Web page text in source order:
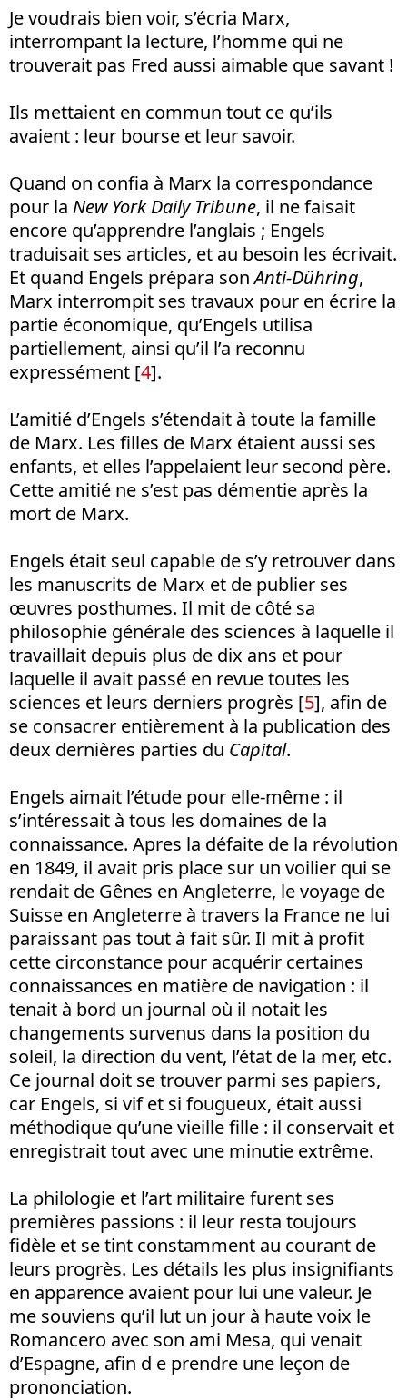
Je voudrais bien voir, s’écria Marx,
interrompant la lecture, l’homme qui ne
trouverait pas Fred aussi aimable que savant !
Ils mettaient en commun tout ce qu’ils
avaient : leur bourse et leur savoir.
Quand on confia à Marx la correspondance
pour la New York Daily Tribune, il ne faisait
encore qu’apprendre l’anglais ; Engels
traduisait ses articles, et au besoin les écrivait.
Et quand Engels prépara sonAnti-Dühring,
Marx interrompit ses travaux pour en écrire la
partie économique, qu’Engels utilisa
partiellement, ainsi qu’il l’a reconnu
expressément [4].
L’amitié d’Engels s’étendait à toute la famille
de Marx. Les filles de Marx étaient aussi ses
enfants, et elles l’appelaient leur second père.
Cette amitié ne s’est pas démentie après la
mort de Marx.
Engels était seul capable de s’y retrouver dans
les manuscrits de Marx et de publier ses
œuvres posthumes. Il mit de côté sa
philosophie générale des sciences à laquelle il
travaillait depuis plus de dix ans et pour
laquelle il avait passé en revue toutes les
sciences et leurs derniers progrès [5], afin de
se consacrer entièrement à la publication des
deux dernières parties du Capital.
Engels aimait l’étude pour elle-même : il
s’intéressait à tous les domaines de la
connaissance. Apres la défaite de la révolution
en 1849, il avait pris place sur un voilier qui se
rendait de Gênes en Angleterre, le voyage de
Suisse en Angleterre à travers la France ne lui
paraissant pas tout à fait sûr. Il mit à profit
cette circonstance pour acquérir certaines
connaissances en matière de navigation : il
tenait à bord un journal où il notait les
changements survenus dans la position du
soleil, la direction du vent, l’état de la mer, etc.
Ce journal doit se trouver parmi ses papiers,
car Engels, si vif et si fougueux, était aussi
méthodique qu’une vieille fille : il conservait et
enregistrait tout avec une minutie extrême.
La philologie et l’art militaire furent ses
premières passions : il leur resta toujours
fidèle et se tint constamment au courant de
leurs progrès. Les détails les plus insignifiants
en apparence avaient pour lui une valeur. Je
me souviens qu’il lut un jour à haute voix le
Romancero avec son ami Mesa, qui venait
d’Espagne, afin d e prendre une leçon de
prononciation.